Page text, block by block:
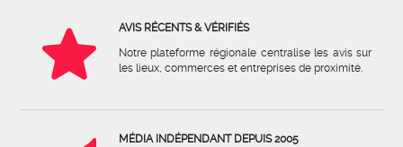
AVIS RÉCENTS & VÉRIFIÉS
Notre plateforme régionale centralise les avis sur
les lieux, commerces et entreprises de proximité.
MÉDIA INDÉPENDANT DEPUIS 2005